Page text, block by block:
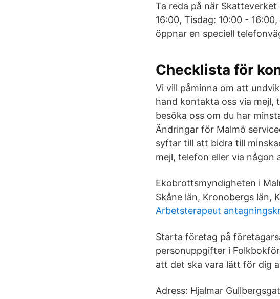
Ta reda på när
16:00, Tisdag: 10:00 -
öppnar en speciell
Checklista för
Vi vill påminna om att
hand kontakta oss via mejl,
besöka oss om du har
Ändringar för Malmö
syftar till att bidra till
mejl, telefon eller via någon
Ekobrottsmyndigheten i
Skåne län, Kronobergs län,
Arbetsterapeut
Starta företag på
personuppgifter i
att det ska vara lätt för dig
Adress: Hjalmar